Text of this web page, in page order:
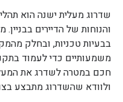
שדרוג מעלית ישנה הוא
והנוחות של הדיירים
בבעיות טכניות, ובחלק
משמעותיים כדי לעמוד
חכם במטרה לשדרג את
ולוודא שהשדרוג מתבצע